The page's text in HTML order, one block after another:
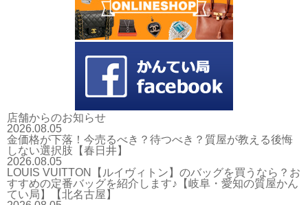
店舗からのお知らせ
2026.08.05
金価格が下落！今売るべき？待つべき？質屋が教える後悔
しない選択肢【春日井】
2026.08.05
LOUIS VUITTON【ルイヴィトン】のバッグを買うなら？お
すすめの定番バッグを紹介します♪【岐阜・愛知の質屋かん
てい局】【北名古屋】